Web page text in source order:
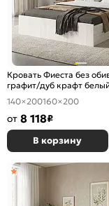
Кровать Фиеста без
графит/дуб крафт
1400x2000, изголовье
140×200160×200
от 8 118₽
В корзину